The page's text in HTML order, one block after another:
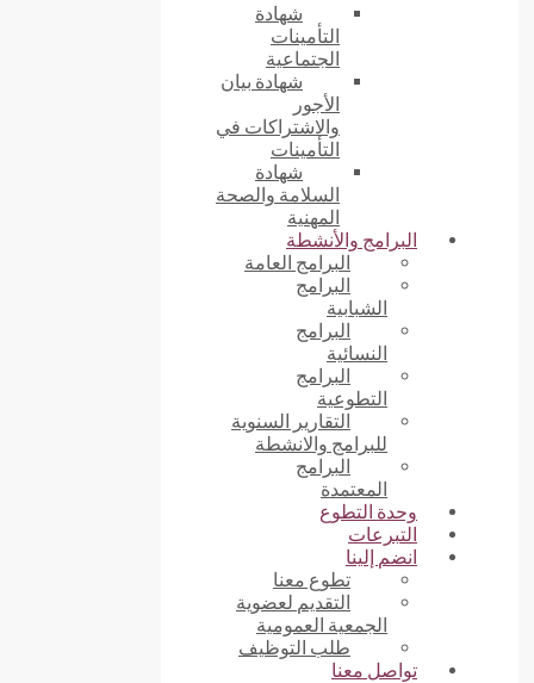
شهادة
التأمينات
الجتماعية
شهادة بيان
الأجور
والاشتراكات في
التأمينات
شهادة
السلامة والصحة
المهنية
البرامج والأنشطة
البرامج العامة
البرامج
الشبابية
البرامج
النسائية
البرامج
التطوعية
التقارير السنوية
للبرامج والانشطة
البرامج
المعتمدة
وحدة التطوع
التبرعات
انضم إلينا
تطوع معنا
التقديم لعضوية
الجمعية العمومية
طلب التوظيف
تواصل معنا